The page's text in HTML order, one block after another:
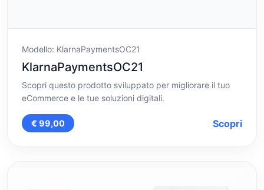
Modello: KlarnaPaymentsOC21
KlarnaPaymentsOC21
Scopri questo prodotto sviluppato per migliorare il tuo
eCommerce e le tue soluzioni digitali.
€ 99,00 Scopri